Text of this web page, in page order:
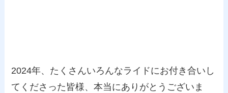
2024年、たくさんいろんなライドにお付き合いし
てくださった皆様、本当にありがとうございま